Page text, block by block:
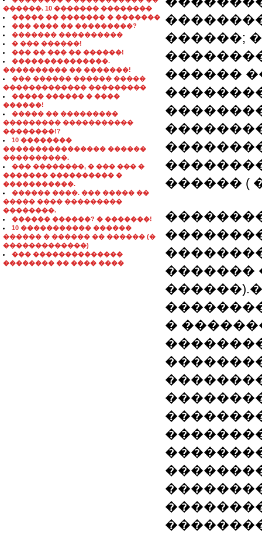
������. 10 ������� ��������
����� �� ������� � �������
��� ���� �� ���������?
������� ����������
� ��� ������!
��� �� ��� �� ������!
���������������.
���������� �� �������!
��� ������ ������ �����
������������� ���������
����� ������ � ����
������!
����� �� ���������
��������� �����������
��������!?
10 ��������
���������������� ������
����������.
��� ��������, � ��� ��� �
������� ���������� �
�����������.
������ ����. ��� ����� ��
����� ���� ���������
��������.
������ ������? � �������!
10 ����������� ������
������ � ������ �� ������ (�
�������������)
��� ��������������
�������� �� ���� ����
������;
������
������ (
�������
�